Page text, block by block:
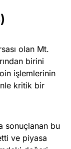
olan Mt.
birini
işlemlerinin
kritik bir
sonuçlanan bu
ve piyasa